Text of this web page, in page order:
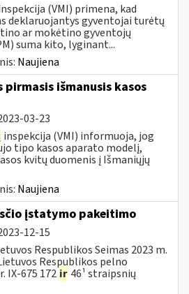
(VMI) primena, kad
deklaruojantys gyventojai turėtų
ar mokėtino gyventojų
suma kito, lyginant...
Naujiena
išmanusis kasos
03-23
inspekcija (VMI) informuoja, jog
tipo kasos aparato modelį,
kvitų duomenis į Išmaniųjų
Naujiena
įstatymo pakeitimo
12-15
Respublikos Seimas 2023 m.
Respublikos pelno
IX-675 172 ir 46¹ straipsnių